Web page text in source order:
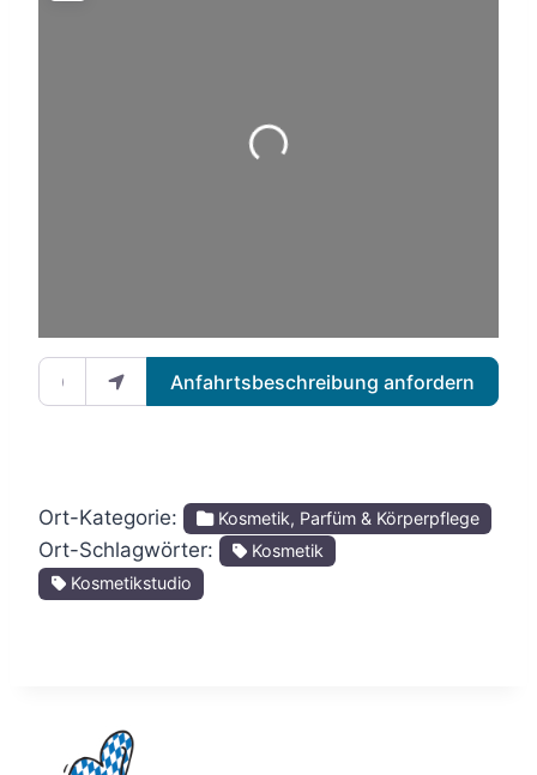
Gib deinen Standort ein.Anfahrtsbeschreibung anfordern
Ort-Kategorie: Kosmetik, Parfüm & Körperpflege
Ort-Schlagwörter:
Kosmetik
Kosmetikstudio